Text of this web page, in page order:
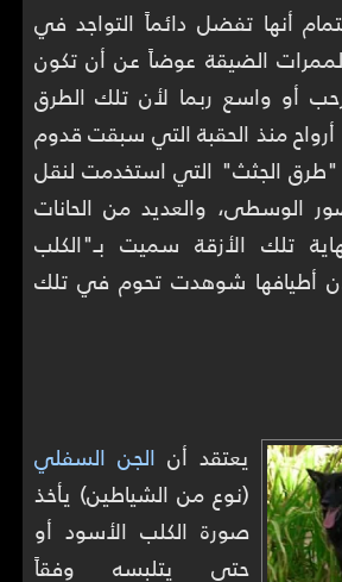
أنها تفضل دائماً التواجد في
الضيقة عوضاً عن أن تكون
أو واسع ربما لأن تلك الطرق
منذ الحقبة التي سبقت قدوم
"طرق الجثث" التي استخدمت لنقل
الوسطى، والعديد من الحانات
تلك الأزقة سميت بـ"الكلب
أطيافها شوهدت تحوم في تلك
يعتقد أن الجن السفلي
(نوع من الشياطين) يأخذ
صورة الكلب الأسود أو
حتى يتلبسه وفقاً